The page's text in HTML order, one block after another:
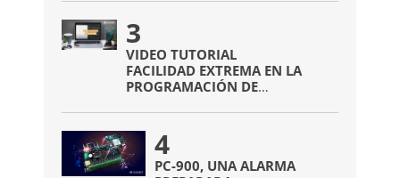
3
VIDEO TUTORIAL
FACILIDAD EXTREMA EN LA
PROGRAMACIÓN DE
4
PC-900, UNA ALARMA